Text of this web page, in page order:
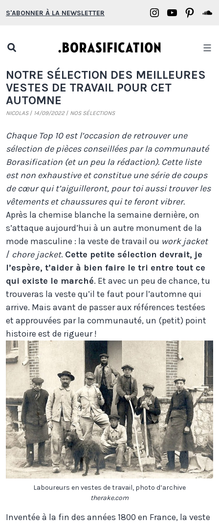
au
S'ABONNER À LA NEWSLETTER
Borasification
popup
Borasification
NOTRE SÉLECTION DES MEILLEURES
VESTES DE TRAVAIL POUR CET
AUTOMNE
NICOLAS 14/09/2022 NOS SÉLECTIONS
Chaque Top 10 est l’occasion de retrouver une
sélection de pièces conseillées par la communauté
Borasification (et un peu la rédaction). Cette liste
est non exhaustive et constitue une série de coups
de cœur qui t’aiguilleront, pour toi aussi trouver les
vêtements et chaussures qui te feront vibrer.
Après la chemise blanche la semaine dernière, on
s’attaque aujourd’hui à un autre monument de la
mode masculine : la veste de travail ou work jacket
/ chore jacket. Cette petite sélection devrait, je
l’espère, t’aider à bien faire le tri entre tout ce
qui existe le marché. Et avec un peu de chance, tu
trouveras la veste qu’il te faut pour l’automne qui
arrive. Mais avant de passer aux références testées
et approuvées par la communauté, un (petit) point
histoire est de rigueur !
Laboureurs en vestes de travail, photo d’archive
therake.com
Inventée à la fin des années 1800 en France, la veste